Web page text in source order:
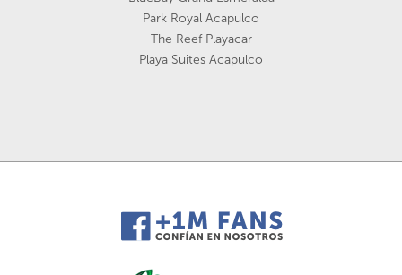
Park Royal Acapulco
The Reef Playacar
Playa Suites Acapulco